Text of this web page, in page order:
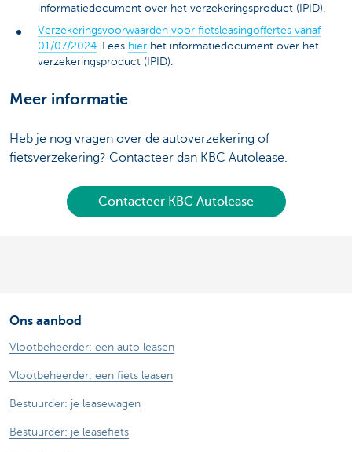
informatiedocument over het verzekeringsproduct (IPID).
Verzekeringsvoorwaarden voor fietsleasingoffertes vanaf
01/07/2024. Lees hier het informatiedocument over het
verzekeringsproduct (IPID).
Meer informatie
Heb je nog vragen over de autoverzekering of
fietsverzekering? Contacteer dan KBC Autolease.
Contacteer KBC Autolease
Ons aanbod
Vlootbeheerder: een auto leasen
Vlootbeheerder: een fiets leasen
Bestuurder: je leasewagen
Bestuurder: je leasefiets